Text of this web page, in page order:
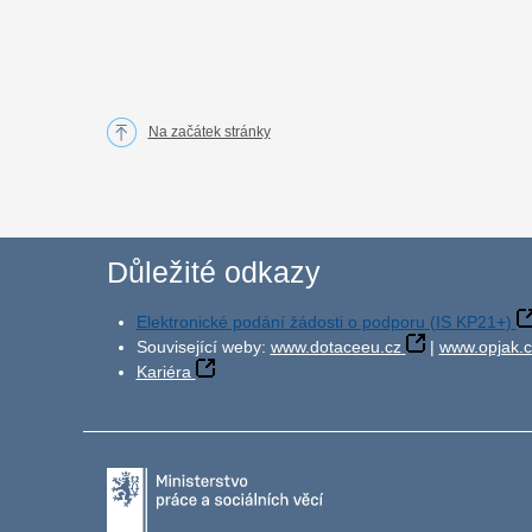
Na začátek stránky
Důležité odkazy
Elektronické podání žádosti o podporu (IS KP21+)
Související weby: www.dotaceeu.cz |
Kariéra